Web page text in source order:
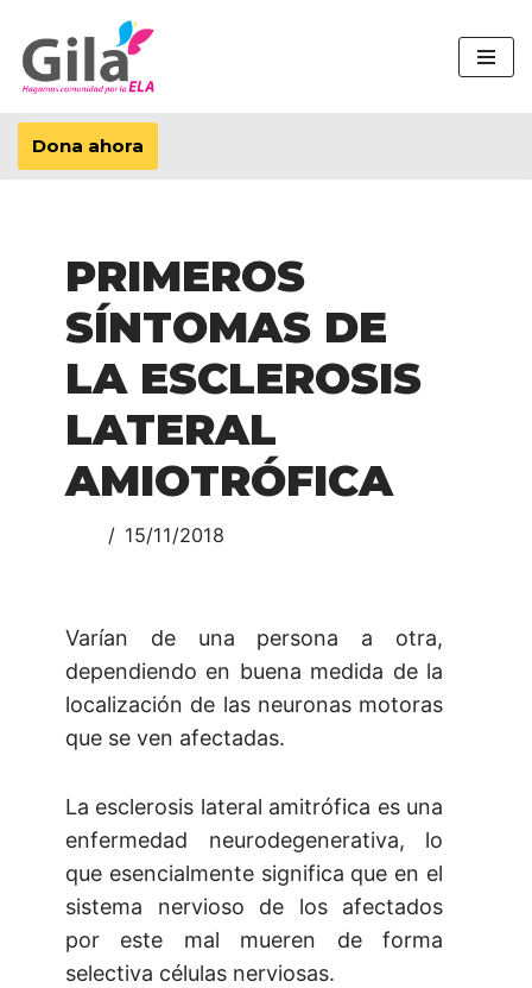
Saltar
al
contenido
Dona ahora
PRIMEROS
SÍNTOMAS DE
LA ESCLEROSIS
LATERAL
AMIOTRÓFICA
15/11/2018
Varían de una persona a otra,
dependiendo en buena medida de la
localización de las neuronas motoras
que se ven afectadas.
La esclerosis lateral amitrófica es una
enfermedad neurodegenerativa, lo
que esencialmente significa que en el
sistema nervioso de los afectados
por este mal mueren de forma
selectiva células nerviosas.